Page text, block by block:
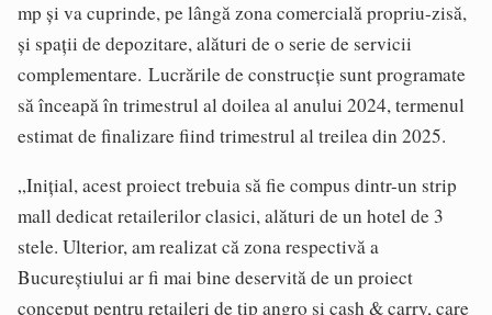
mp și va cuprinde, pe lângă zona comercială propriu-zisă,
și spații de depozitare, alături de o serie de servicii
complementare. Lucrările de construcție sunt programate
să înceapă în trimestrul al doilea al anului 2024, termenul
estimat de finalizare fiind trimestrul al treilea din 2025.
„Inițial, acest proiect trebuia să fie compus dintr-un strip
mall dedicat retailerilor clasici, alături de un hotel de 3
stele. Ulterior, am realizat că zona respectivă a
Bucureștiului ar fi mai bine deservită de un proiect
conceput pentru retaileri de tip angro și cash & carry, care